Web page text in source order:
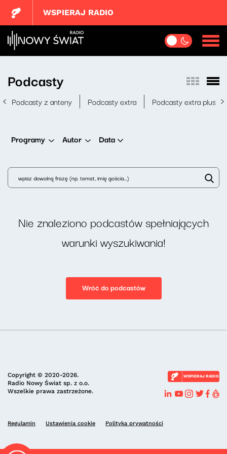
WSPIERAJ RADIO
Podcasty
Podcasty z anteny Podcasty extra Podcasty extra plus
Programy Autor Data
Nie znaleziono podcastów spełniających
warunki wyszukiwania!
Wróć do podcastów
Copyright © 2020-2026.
Radio Nowy Świat sp. z o.o.
Wszelkie prawa zastrzeżone.
WSPIERAJ RADIO
Regulamin Ustawienia cookie Polityka prywatności